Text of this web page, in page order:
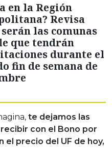
en la Región
Revisa
las comunas
que tendrán
durante el
fin de semana de
te dejamos las
con el Bono por
el precio del UF de hoy,